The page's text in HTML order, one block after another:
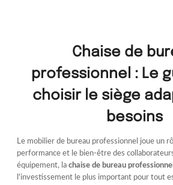
Chaise de
professionnel : Le
choisir le siège
besoins
Le mobilier de bureau professionnel joue un
performance et le bien-être des
équipement, lachaise de bureau professionnel
l'investissement le plus important pour tout